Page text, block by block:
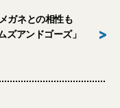
ガネとの相性も
ズアンドゴーズ」
>